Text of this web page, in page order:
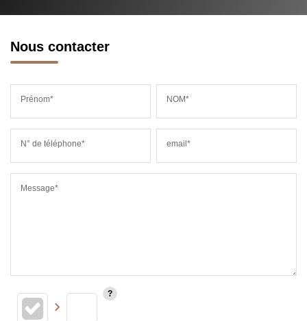
Nous contacter
Prénom* NOM*
N° de téléphone* email*
Message*